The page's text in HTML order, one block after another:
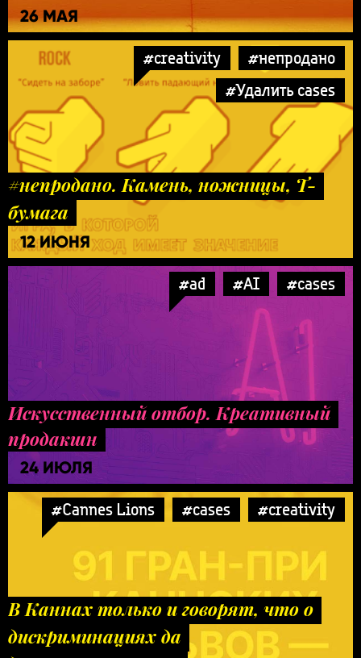
26 МАЯ
#creativity
#непродано
#Удалить cases
#непродано. Камень, ножницы, Т-
бумага
12 ИЮНЯ
#ad #AI #cases
Искусственный отбор. Креативный
продакшн
24 ИЮЛЯ
#Cannes Lions #cases #creativity
В Каннах только и говорят, что о
дискриминациях да